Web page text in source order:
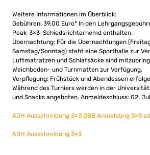
Weitere Informationen im Überblick:
Gebühren: 39,00 Euro* In den
Peak-3×3-Schiedsrichterhemd enthalten.
Übernachtung: Für die Übernachtungen
Samstag/Sonntag) steht eine Sporthalle zur
Luftmatratzen und Schlafsäcke sind
Weichboden- und Turnmatten zur Verfügung.
Verpflegung: Frühstück und Abendessen
Während des Turniers werden in der
und Snacks angeboten. Anmeldeschluss: 02.
ADH Ausschreibung 3×3 DBB Anmeldung 3×3
ADH Ausschreibung 3×3